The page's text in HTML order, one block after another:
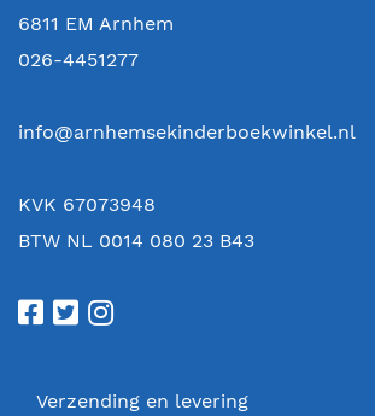
6811 EM Arnhem
026-4451277
info@arnhemsekinderboekwinkel.nl
KVK 67073948
BTW NL 0014 080 23 B43
Verzending en levering